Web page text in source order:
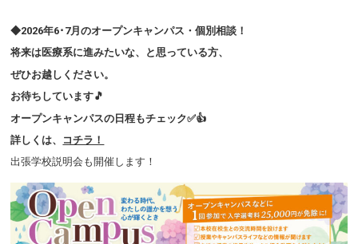
◆2026年6･7月のオープンキャンパス・個別相談！
将来は医療系に進みたいな、と思っている方、
ぜひお越しください。
お待ちしています🎵
オープンキャンパスの日程もチェック✅👍
詳しくは、
コチラ！
出張学校説明会も開催します！